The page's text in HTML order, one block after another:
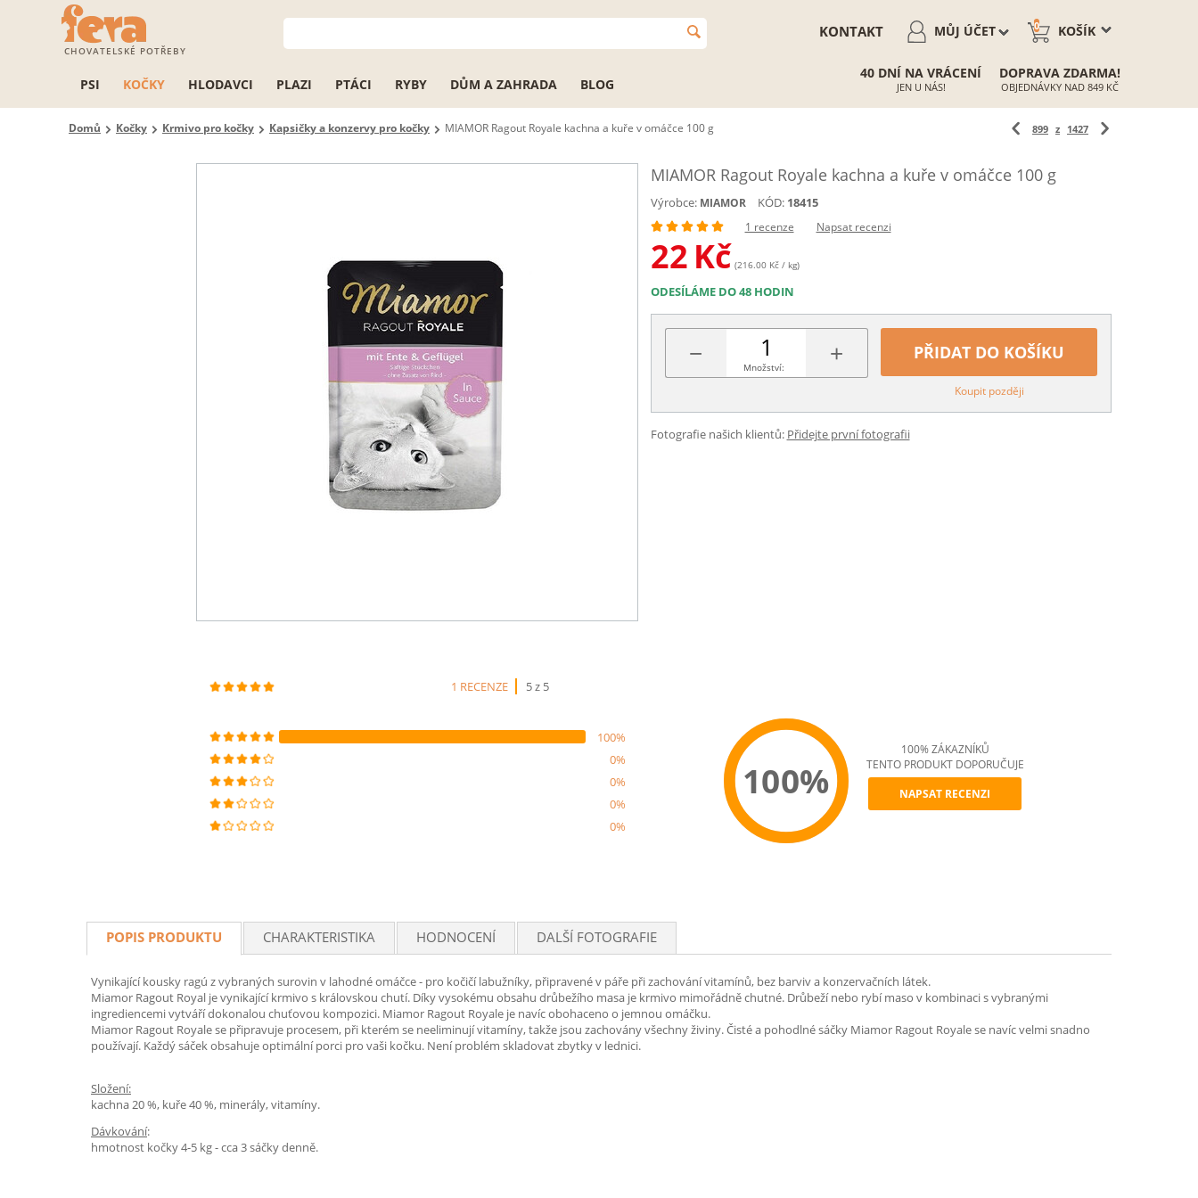
CHOVATELSKÉ POTŘEBY
KOŠÍK
0
MŮJ ÚČET
KONTAKT
PSI KOČKY HLODAVCI PLAZI PTÁCI RYBY DŮM A ZAHRADA BLOG
40 DNÍ NA VRÁCENÍ
JEN U NÁS!
DOPRAVA ZDARMA!
OBJEDNÁVKY NAD 849 KČ
Domů Kočky Krmivo pro kočky Kapsičky a konzervy pro kočky MIAMOR Ragout Royale kachna a kuře v omáčce 100 g 899 z 1427
MIAMOR Ragout Royale kachna a kuře v omáčce 100 g
Výrobce: MIAMOR KÓD: 18415
1 recenze Napsat recenzi
22 Kč (216.00 Kč / kg)
ODESÍLÁME DO 48 HODIN
− +
Množství:
PŘIDAT DO KOŠÍKU
Koupit později
Fotografie našich klientů: Přidejte první fotografii
1 RECENZE 5 z 5
100%
0%
0%
0%
0%
100%
100% ZÁKAZNÍKŮ
TENTO PRODUKT DOPORUČUJE
NAPSAT RECENZI
POPIS PRODUKTU CHARAKTERISTIKA HODNOCENÍ DALŠÍ FOTOGRAFIE
Vynikající kousky ragú z vybraných surovin v lahodné omáčce - pro kočičí labužníky, připravené v páře při zachování vitamínů, bez barviv a konzervačních látek.
Miamor Ragout Royal je vynikající krmivo s královskou chutí. Díky vysokému obsahu drůbežího masa je krmivo mimořádně chutné. Drůbeží nebo rybí maso v kombinaci s vybranými
ingrediencemi vytváří dokonalou chuťovou kompozici. Miamor Ragout Royale je navíc obohaceno o jemnou omáčku.
Miamor Ragout Royale se připravuje procesem, při kterém se neeliminují vitamíny, takže jsou zachovány všechny živiny. Čisté a pohodlné sáčky Miamor Ragout Royale se navíc velmi snadno
používají. Každý sáček obsahuje optimální porci pro vaši kočku. Není problém skladovat zbytky v lednici.
Složení:
kachna 20 %, kuře 40 %, minerály, vitamíny.
Dávkování:
hmotnost kočky 4-5 kg - cca 3 sáčky denně.